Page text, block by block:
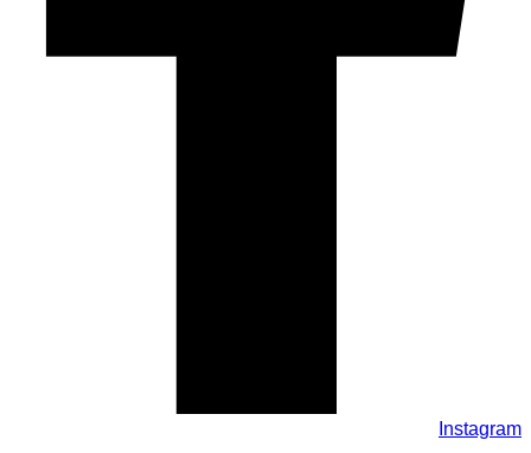
Instagram